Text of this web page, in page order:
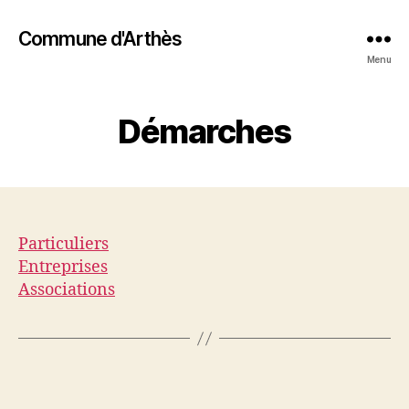
Commune d'Arthès
Menu
Démarches
Particuliers
Entreprises
Associations